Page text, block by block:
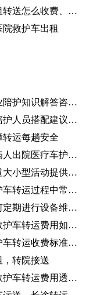
转送怎么收费、救
院救护车出租
陪护知识解答咨询
护人员搭配建议咨
转运每趟安全
人出院医疗车护
大小型活动提供车
车转运过程中常见
定期进行设备维
护车转运费用如何
车转运收费标准、
，转院接送
护车转运费用透